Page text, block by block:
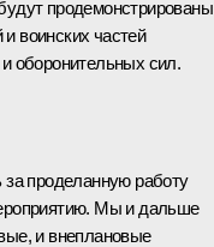
продемонстрированы
воинских частей
и оборонительных сил.
за проделанную работу
Мы и дальше
и внеплановые